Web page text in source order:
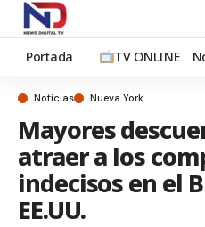
Portada TV ONLINE
Noticias Nueva York
Mayores
atraer a los
indecisos en el
EE.UU.